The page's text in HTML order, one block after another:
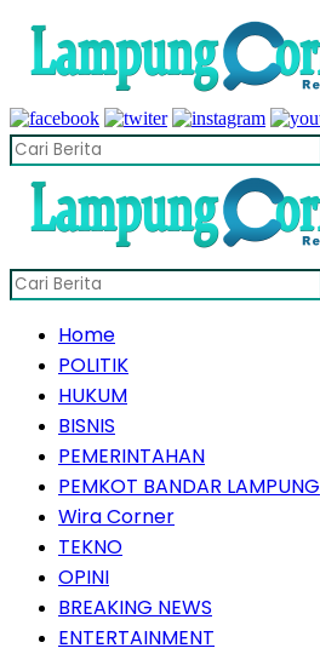
Home
POLITIK
HUKUM
BISNIS
PEMERINTAHAN
PEMKOT BANDAR LAMPUNG
Wira Corner
TEKNO
OPINI
BREAKING NEWS
ENTERTAINMENT